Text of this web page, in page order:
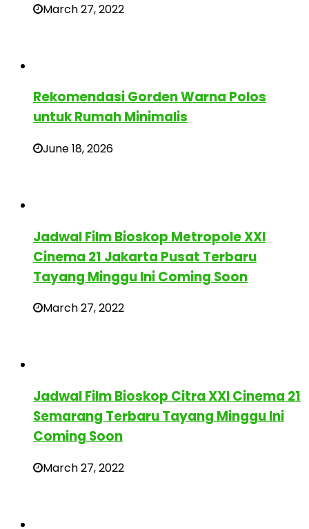
March 27, 2022
Rekomendasi Gorden Warna Polos
untuk Rumah Minimalis
June 18, 2026
Jadwal Film Bioskop Metropole XXI
Cinema 21 Jakarta Pusat Terbaru
Tayang Minggu Ini Coming Soon
March 27, 2022
Jadwal Film Bioskop Citra XXI Cinema 21
Semarang Terbaru Tayang Minggu Ini
Coming Soon
March 27, 2022